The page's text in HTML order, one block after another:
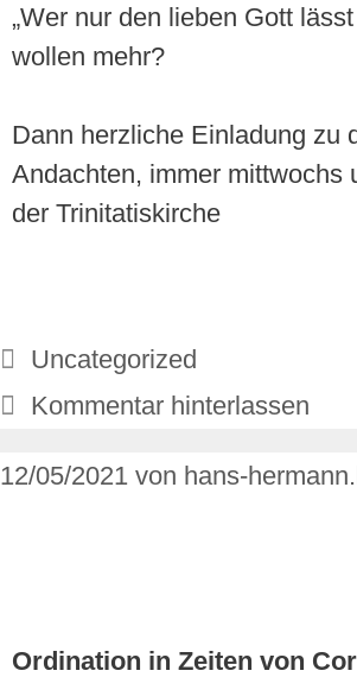
„Wer nur den lieben Gott
wollen mehr?
Dann herzliche Einladung zu
Andachten, immer mittwochs
der Trinitatiskirche
Uncategorized
Kommentar hinterlassen
12/05/2021 von hans-
Ordination in Zeiten von